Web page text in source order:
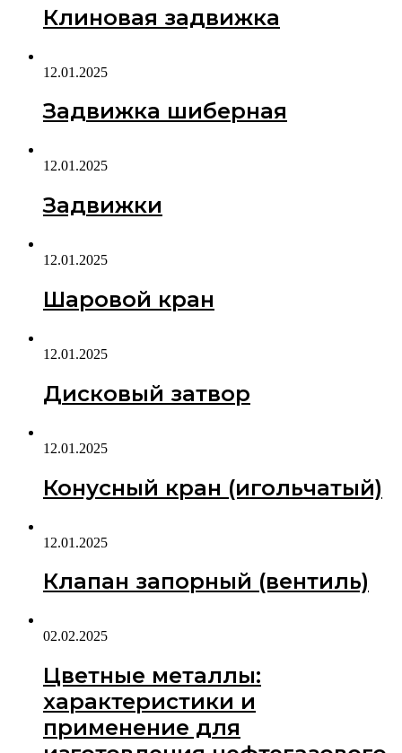
Клиновая задвижка
12.01.2025
Задвижка шиберная
12.01.2025
Задвижки
12.01.2025
Шаровой кран
12.01.2025
Дисковый затвор
12.01.2025
Конусный кран (игольчатый)
12.01.2025
Клапан запорный (вентиль)
02.02.2025
Цветные металлы:
характеристики и
применение для